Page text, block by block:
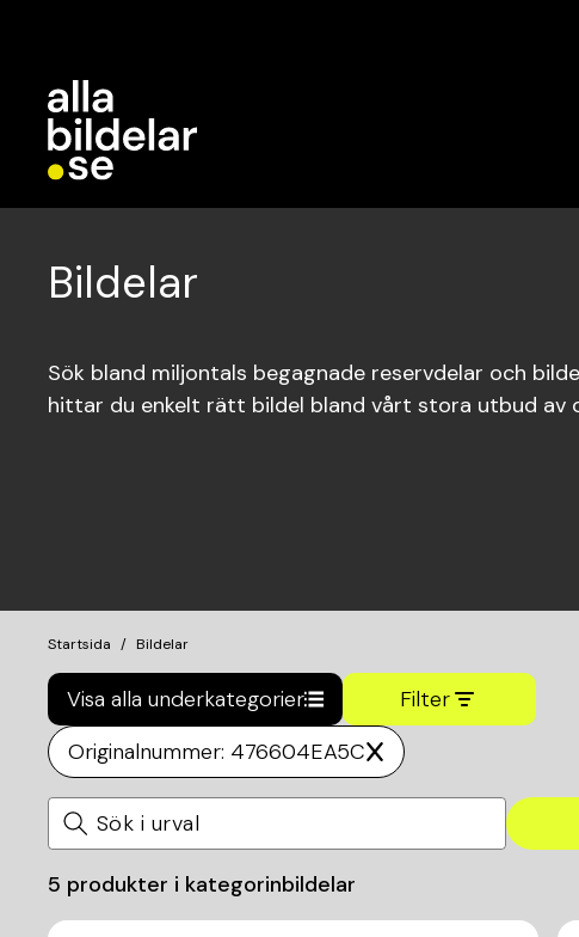
Bildelar
Sök bland miljontals begagnade reservdelar och
hittar du enkelt rätt bildel bland vårt stora utbud av
Startsida Bildelar
Visa alla underkategorier
Filter
Originalnummer: 476604EA5C
5 produkter i kategorinbildelar